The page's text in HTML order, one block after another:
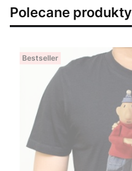
Polecane produkty
Bestseller